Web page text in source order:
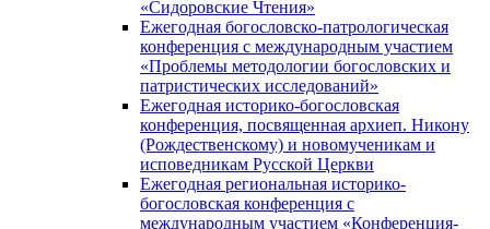
«Сидоровские Чтения»
Ежегодная богословско-патрологическая
конференция с международным участием
«Проблемы методологии богословских и
патристических исследований»
Ежегодная историко-богословская
конференция, посвященная архиеп. Никону
(Рождественскому) и новомученикам и
исповедникам Русской Церкви
Ежегодная региональная историко-
богословская конференция с
международным участием «Конференция-